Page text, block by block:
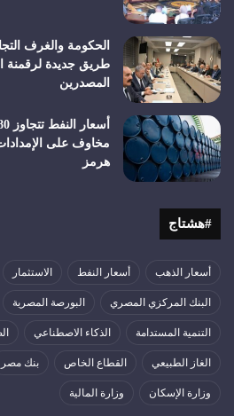
الحكومة والغرف
طريق جديدة لرقمنة
المصدرين
مخاوف على
هرمز
#هشتاج
أسعار الذهب أسعار النفط الاستثمار
البنك المركزي المصري البورصة المصرية
التنمية المستدامة الذكاء الاصطناعي
الغاز الطبيعي القطاع الخاص بنك مصر
وزارة الإسكان وزارة المالية